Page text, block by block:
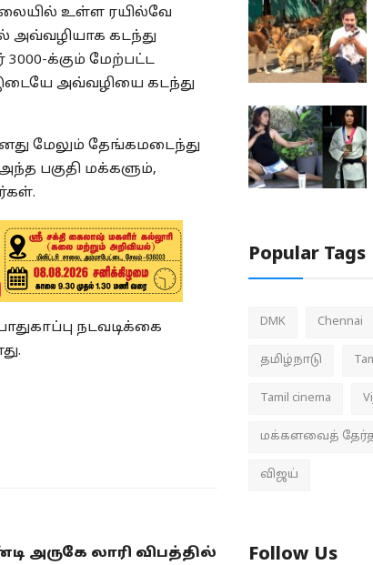
உள்ள ரயில்வே
அவ்வழியாக கடந்து
க்கும் மேற்பட்ட
இடையே அவ்வழியை கடந்து
மேலும் தேங்கமடைந்து
பகுதி மக்களும்,
நடவடிக்கை
அருகே லாரி விபத்தில்
Popular Tags
DMK Chennai
தமிழ்நாடு
Tamil cinema
மக்களவைத்
விஜய்
Follow Us